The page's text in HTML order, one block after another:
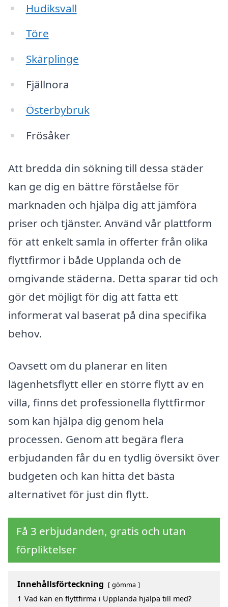
Hudiksvall
Töre
Skärplinge
Fjällnora
Österbybruk
Frösåker
Att bredda din sökning till dessa städer
kan ge dig en bättre förståelse för
marknaden och hjälpa dig att jämföra
priser och tjänster. Använd vår plattform
för att enkelt samla in offerter från olika
flyttfirmor i både Upplanda och de
omgivande städerna. Detta sparar tid och
gör det möjligt för dig att fatta ett
informerat val baserat på dina specifika
behov.
Oavsett om du planerar en liten
lägenhetsflytt eller en större flytt av en
villa, finns det professionella flyttfirmor
som kan hjälpa dig genom hela
processen. Genom att begära flera
erbjudanden får du en tydlig översikt över
budgeten och kan hitta det bästa
alternativet för just din flytt.
Få 3 erbjudanden, gratis och utan
förpliktelser
Innehållsförteckning gömma
1 Vad kan en flyttfirma i Upplanda hjälpa till med?